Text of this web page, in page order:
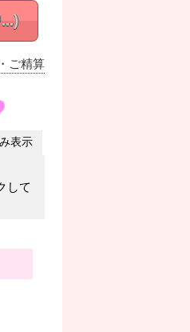
・ご精算
表示
して